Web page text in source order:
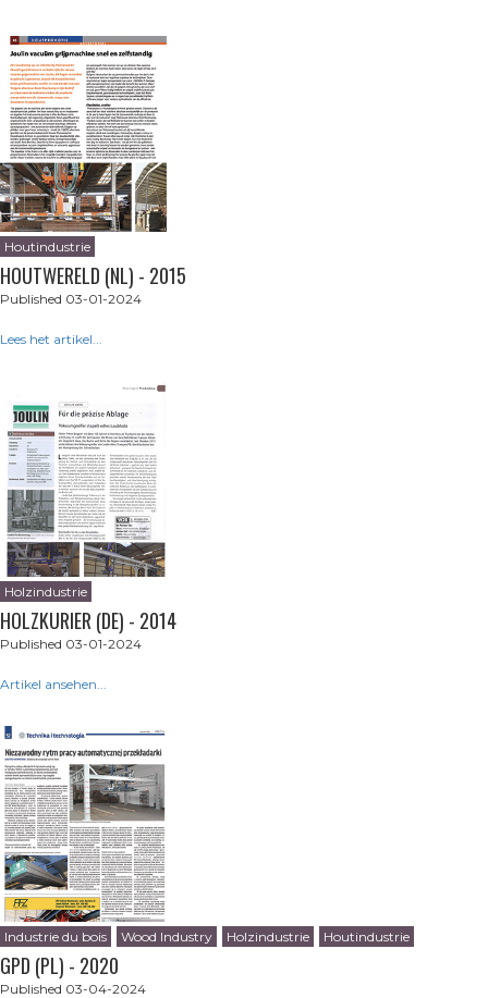
Houtindustrie
HOUTWERELD (NL) - 2015
Published 03-01-2024
Lees het artikel...
Holzindustrie
HOLZKURIER (DE) - 2014
Published 03-01-2024
Artikel ansehen...
Industrie du bois Wood Industry Holzindustrie Houtindustrie
GPD (PL) - 2020
Published 03-04-2024